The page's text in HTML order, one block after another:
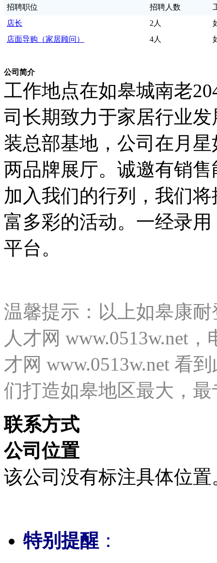
招聘职位 招聘人数
店长
2人
店面导购（家居顾问）
4人
公司简介
工作地点在如皋城南老
司长期致力于家居行业
装总部基地，公司在月
两品牌展厅。诚邀有销
加入我们的行列，我们
富多彩的活动。一经录
平台。
温馨提示：以上如皋康
人才网 www.0513w.net
才网 www.0513w.net 看
们打造如皋地区最大，最
联系方式
公司位置
该公司没有标注具体位置
特别提醒 ：